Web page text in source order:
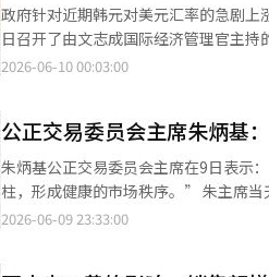
者流失至私教市场的反效果。” 更有观点指出，后疫情时代正是需要修复孩子们的社会性和学习损失的时期。国会立
法调查处教育文化团队的李德兰表示
复以人为本的多样化体验机会，并重建
定，建立“共同合作基金” 政府与市·
自治体转移金'相关的复杂财政利益关系而加剧。 政府计划从明年开始，全面推进将卫生福
儿园（保育）工作和预算转移至教育部
育局的法律保障机制尚不完善，面临现场的强烈反对。 一线教育局相关人士批评
任，直接威胁到中小学教育环境。要求
中也会模仿他们的手势和语气。当这
好’的感觉，所以我就拼命努力。”（
成一个方向。尤其是强东昊的练习量给
每次去练习室，他都会比我们早3到4
每天练习了6到7个小时。光有努力是
定会很出色。”（朴志贤）强东昊的目
并不轻松。“第一张专辑的舞台，我真
时的舞者和歌手们不觉得丢脸。希望
能够自主判断情况并实现目标的代理
要。” 此次项目由LG电子主导，参
Alchera、KT、韩国科学技术院
和机器人基础模型的迁移性能，计划
在最短时间内建立'世界模型学习→机
为期两年的四次重复验证。在最终阶
建立。包括：△提前增加移动基站的
生时，立即派遣恢复人员等。 KT计划未来扩大AI分析和控制功能的应用，以持续提升网络质量。 KT网络运营创新总
部的常务理事郑善一表示：“我们计划
信服务，并将持续提升智能自动控制
政府针对近期韩元对美元汇率的急剧上涨，
日召开了由文志成国际经济管理官主
市场专家，讨论了近期外汇市场的动态及应对措施。 与会者表示，考虑到今年第一季度国
求吸引至国内外汇市场（DF）的方法
导外国投资者的NDF需求进入国内市场，提高国内外汇市
注，重申将对破坏市场秩序或促使汇率单向波动的投机
中的投机交易和市场干扰行为，并计划在本周内由相关机构
格发现过程而进行的交易，以及在特定
2026-06-10 00:03:00
公正交易委员会主席朱炳基
朱炳基公正交易委员会主席在9日表示
柱，形成健康的市场秩序。” 朱主席当天与韩国特许经营产业协会、韩国便利店产业协会、全国加盟商协会等加盟行
业相关人士举行了座谈会。他指出：“公
2026-06-09 23:33:00